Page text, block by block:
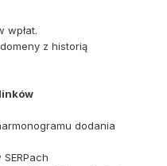
wpłat.
z historią
dodania